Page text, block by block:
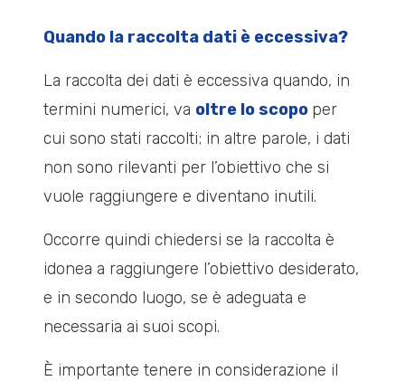
Quando la raccolta dati è eccessiva?
La raccolta dei dati è eccessiva quando, in
termini numerici, va oltre lo scopo per
cui sono stati raccolti; in altre parole, i dati
non sono rilevanti per l’obiettivo che si
vuole raggiungere e diventano inutili.
Occorre quindi chiedersi se la raccolta è
idonea a raggiungere l’obiettivo desiderato,
e in secondo luogo, se è adeguata e
necessaria ai suoi scopi.
È importante tenere in considerazione il